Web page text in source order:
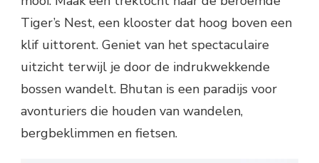
Tiger’s Nest, een klooster dat hoog boven een
klif uittorent. Geniet van het spectaculaire
uitzicht terwijl je door de indrukwekkende
bossen wandelt. Bhutan is een paradijs voor
avonturiers die houden van wandelen,
bergbeklimmen en fietsen.